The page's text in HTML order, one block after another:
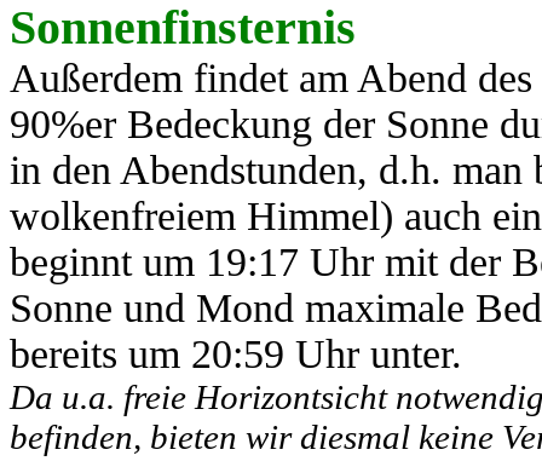
Sonnenfinsternis
Außerdem findet am Abend
90%er Bedeckung der Sonne
in den Abendstunden, d.h. man
wolkenfreiem Himmel) auch
beginnt um 19:17 Uhr mit der
Sonne und Mond maximale
bereits um 20:59 Uhr unter.
Da u.a. freie Horizontsicht
befinden, bieten wir diesmal keine